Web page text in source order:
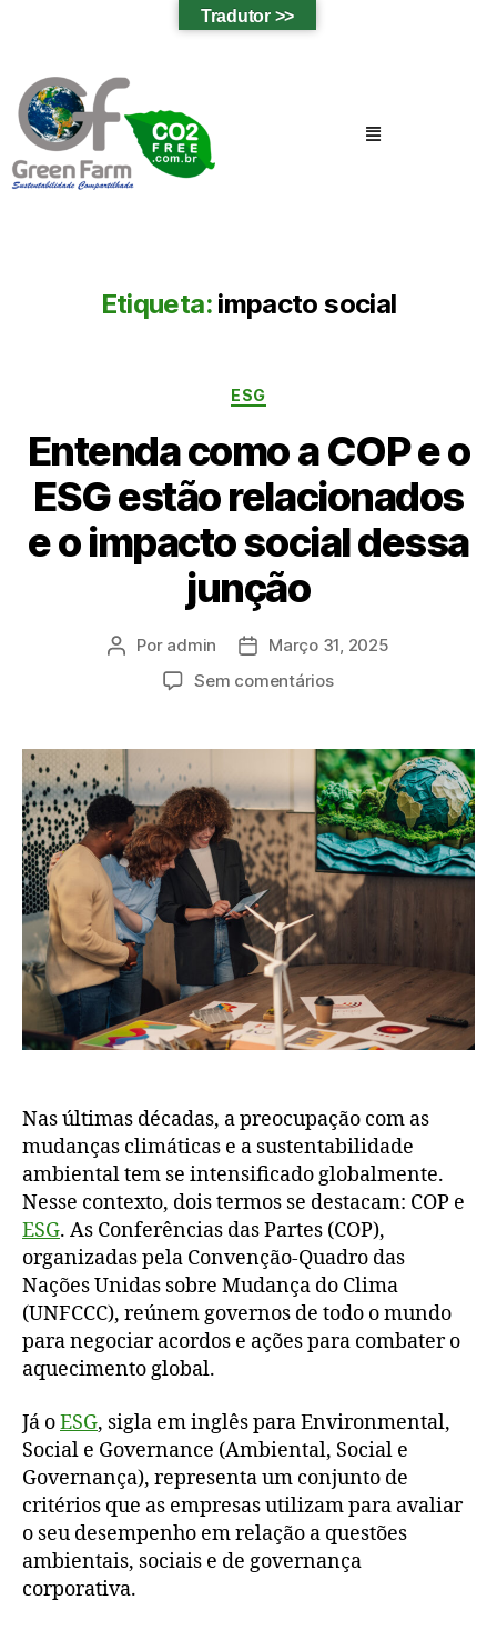
Etiqueta: impacto social
ESG
Entenda como a COP e o
ESG estão relacionados
e o impacto social dessa
junção
Por admin
Março 31, 2025
Sem comentários
Nas últimas décadas, a preocupação com as
mudanças climáticas e a sustentabilidade
ambiental tem se intensificado globalmente.
Nesse contexto, dois termos se destacam: COP e
ESG. As Conferências das Partes (COP),
organizadas pela Convenção-Quadro das
Nações Unidas sobre Mudança do Clima
(UNFCCC), reúnem governos de todo o mundo
para negociar acordos e ações para combater o
aquecimento global.
Já oESG, sigla em inglês para Environmental,
Social e Governance (Ambiental, Social e
Governança), representa um conjunto de
critérios que as empresas utilizam para avaliar
o seu desempenho em relação a questões
ambientais, sociais e de governança
corporativa.
Tradutor >>